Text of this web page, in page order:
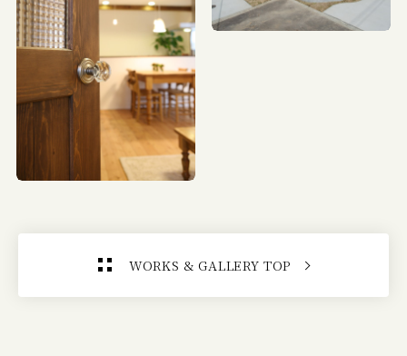
WORKS & GALLERY TOP